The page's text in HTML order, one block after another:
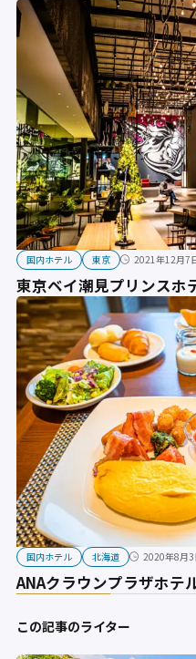
国内ホテル 東京 2021年12月7
東京ベイ潮見プリンス
国内ホテル 北海道 2020年8月3
ANAクラウンプラザホ
この記事のライター